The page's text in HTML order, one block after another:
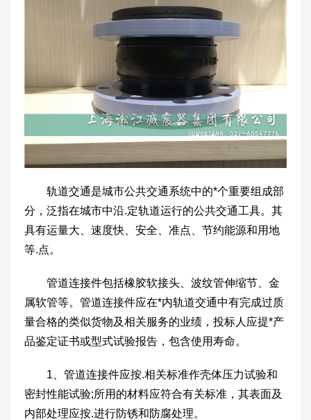
轨道交通是城市公共交通系统中的*个重要组成部
分，泛指在城市中沿.定轨道运行的公共交通工具。其
具有运量大、速度快、安全、准点、节约能源和用地
等.点。
管道连接件包括橡胶软接头、波纹管伸缩节、金
属软管等。管道连接件应在*内轨道交通中有完成过质
量合格的类似货物及相关服务的业绩，投标人应提*产
品鉴定证书或型式试验报告，包含使用寿命。
1、管道连接件应按.相关标准作壳体压力试验和
密封性能试验;所用的材料应符合有关标准，其表面及
内部处理应按.进行防锈和防腐处理。